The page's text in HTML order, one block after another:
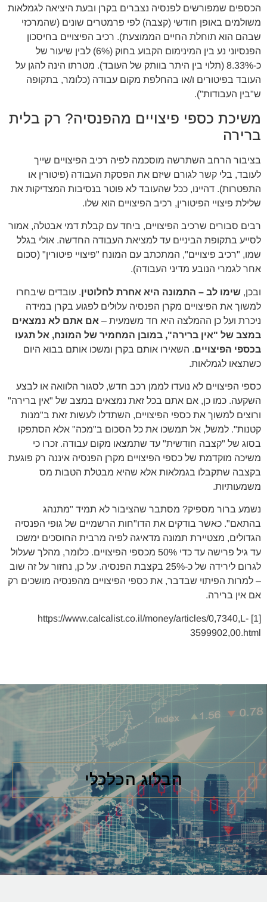
הכספים שמפורשים לפנסיה נצברים בקרן ובעת היציאה לגמלאות
משולמים באופן חודשי (קצבה) לפי פרמטרים שונים (שהמרכזי
שבהם הוא תוחלת החיים הממוצעת). רכיב הפיצויים בחיסכון
הפנסיוני נע בין המינימום הקבוע בחוק (6%) לבין שיעור של
כ-8.33% (תלוי בין היתר בוותק של העובד). מטרתו הינה להגן על
העובד בפיטורים ו/או בהחלפת מקום עבודה (כלומר, בתקופה
ש"בין העבודות").
משיכת כספי פיצויים מהפנסיה? רק בלית
ברירה
בציבור הרחב השתרשה מוסכמה לפיה רכיב הפיצויים שייך
לעובד, בלי קשר לגורם שיזם את הפסקת העבודה (פיטורין או
התפטרות). דהיינו, ככל שהעובד לא פוטר בנסיבות המצדיקות את
שלילת פיצויי הפיטורין, רכיב הפיצויים הוא שלו.
רבים סבורים שרכיב הפיצויים, ביחד עם קבלת דמי אבטלה, אמור
לסייע בתקופת הביניים עד למציאת העבודה החדשה. אולי בגלל
שמו, "רכיב פיצויים", המתכתב עם המונח "פיצויי פיטורין" (סכום
אחר לגמרי הנובע מדיני העבודה).
ובכן, שימו לב – התמונה היא אחרת לחלוטין. עובדים שיבחרו
למשוך את הפיצויים מקרן הפנסיה עלולים לפגוע בקרן במידה
ניכרת ועל כן ההמלצה היא חד משמעית – אם אתם לא נמצאים
במצב של "אין ברירה", במובן המחמיר של המונח, אל תגעו
בכספי הפיצויים. השאירו אותם בקרן ומשכו אותם בבוא היום
כשתצאו לגמלאות.
כספי הפיצויים לא נועדו לממן רכב חדש, לסגור הלוואה או לבצע
השקעה. כמו כן, אם אתם בכל זאת נמצאים במצב של "אין ברירה"
ורוצים למשוך את כספי הפיצויים, השתדלו לעשות זאת ב"מנות
קטנות". למשל, אל תמשכו את כל הסכום ב"מכה" אלא הסתפקו
בסוג של "קצבה חודשית" עד שתמצאו מקום עבודה. זכרו כי
משיכה מוקדמת של כספי הפיצויים מקרן הפנסיה איננה רק פוגעת
בקצבה שתקבלו בגמלאות אלא שהיא מבטלת הטבות מס
משמעותיות.
נשמע ברור מספיק? מסתבר שהציבור לא תמיד "מתנהג
בהתאם". כאשר בודקים את הדו"חות הרשמיים של גופי הפנסיה
הגדולים, מצטיירת תמונה מדאיגה לפיה מרבית החוסכים ימשכו
עד גיל פרישה עד כדי 50% מכספי הפיצויים. כלומר, מהלך שעלול
לגרום לירידה של כ-25% בקצבת הפנסיה. על כן, נחזור על זה שוב
– למרות הפיתוי שבדבר, את כספי הפיצויים מהפנסיה מושכים רק
אם אין ברירה.
[1] https://www.calcalist.co.il/money/articles/0,7340,L-
3599902,00.html
הבלוג הכלכלי